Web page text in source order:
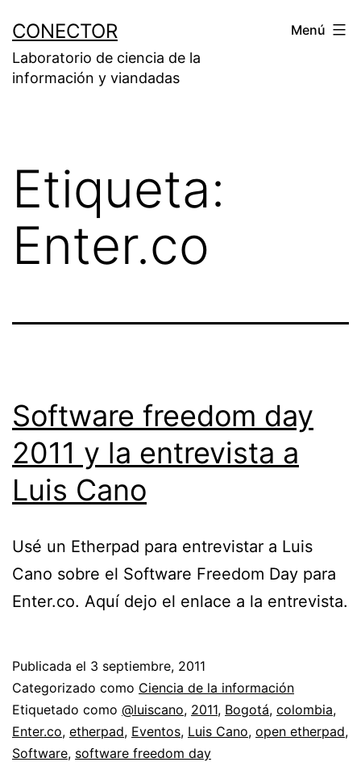
contenido
CONECTOR
Laboratorio de ciencia de la
información y viandadas
Menú
Etiqueta:
Enter.co
Software freedom day
2011 y la entrevista a
Luis Cano
Usé un Etherpad para entrevistar a Luis
Cano sobre el Software Freedom Day para
Enter.co. Aquí dejo el enlace a la entrevista.
Publicada el 3 septiembre, 2011
Categorizado como Ciencia de la información
Etiquetado como @luiscano, 2011, Bogotá, colombia,
Enter.co, etherpad, Eventos, Luis Cano, open etherpad,
Software, software freedom day